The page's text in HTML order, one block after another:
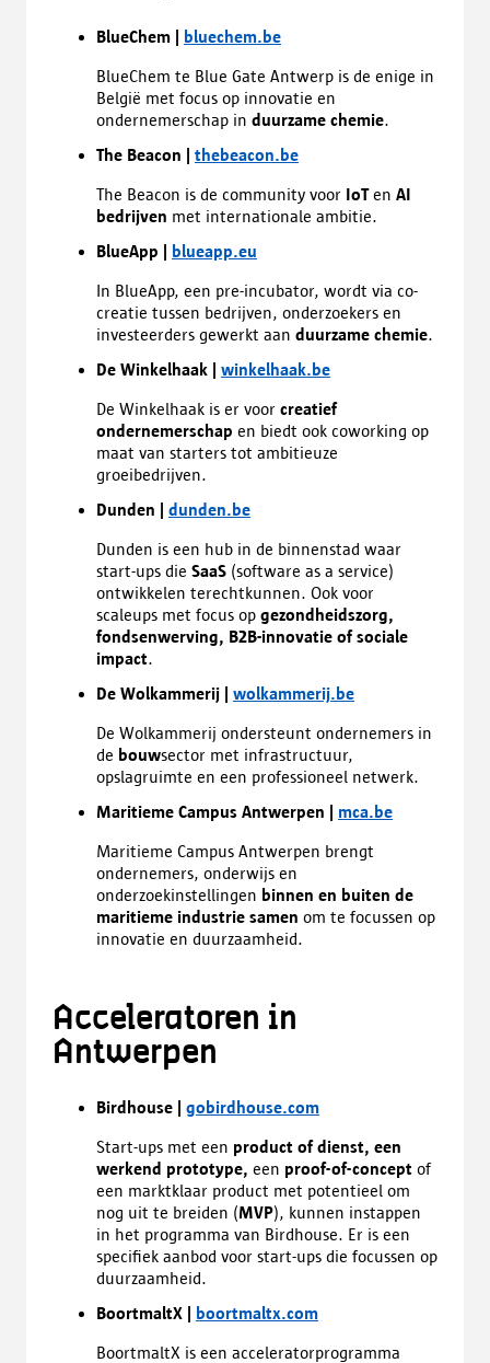
BlueChem | bluechem.be
BlueChem te Blue Gate Antwerp is de enige in
België met focus op innovatie en
ondernemerschap in duurzame chemie.
The Beacon | thebeacon.be
The Beacon is de community voor IoTen AI
bedrijven met internationale ambitie.
BlueApp |
blueapp.eu
In BlueApp, een pre-incubator, wordt via co-
creatie tussen bedrijven, onderzoekers en
investeerders gewerkt aan duurzame chemie.
De Winkelhaak | winkelhaak.be
De Winkelhaak is er voor creatief
ondernemerschap en biedt ook coworking op
maat van starters tot ambitieuze
groeibedrijven.
Dunden | dunden.be
Dunden is een hub in de binnenstad waar
start-ups die SaaS (software as a service)
ontwikkelen terechtkunnen. Ook voor
scaleups met focus op gezondheidszorg,
fondsenwerving, B2B-innovatie of sociale
impact.
De Wolkammerij | wolkammerij.be
De Wolkammerij ondersteunt ondernemers in
de bouwsector met infrastructuur,
opslagruimte en een professioneel netwerk.
Maritieme Campus Antwerpen | mca.be
Maritieme Campus Antwerpen brengt
ondernemers, onderwijs en
onderzoekinstellingen binnen en buiten de
maritieme industrie samen om te focussen op
innovatie en duurzaamheid.
Acceleratoren in
Antwerpen
Birdhouse | gobirdhouse.com
Start-ups met een product of dienst, een
werkend prototype, een proof-of-concept of
een marktklaar product met potentieel om
nog uit te breiden (MVP), kunnen instappen
in het programma van Birdhouse. Er is een
specifiek aanbod voor start-ups die focussen op
duurzaamheid.
BoortmaltX |
boortmaltx.com
BoortmaltX is een acceleratorprogramma